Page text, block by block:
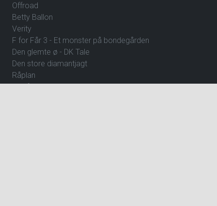
Offroad
Betty Ballon
Verity
F for Får 3 - Et monster på bondegården
Den glemte ø - DK Tale
Den store diamantjagt
Råplan
Clayface